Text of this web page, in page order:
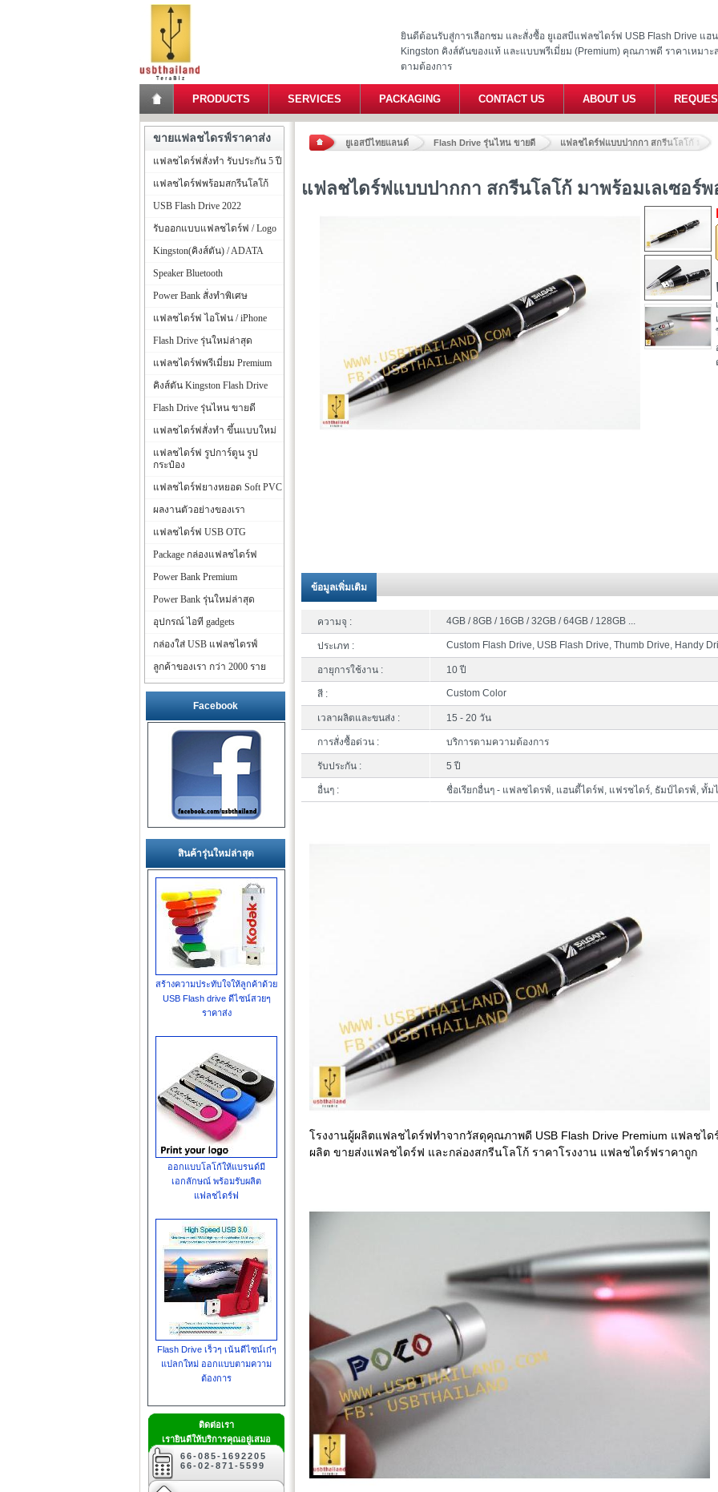
ยินดีต้อนรับสู่การเลือกชม และสั่งซื้อ ยูเอสบีแฟลชไดร์ฟ USB Flash Drive แฮ
Kingston คิงส์ตันของแท้ และแบบพรีเมี่ยม (Premium) คุณภาพดี ราคาเหมา
ตามต้องการ
PRODUCTS SERVICES PACKAGING CONTACT US ABOUT US
ยูเอสบีไทยแลนด์ Flash Drive รุ่นไหน ขายดี แฟลชไดร์ฟแบบปากกา สกรีนโลโก้ มาพร้อ
แฟลชไดร์ฟแบบปากกา สกรีนโลโก้ มาพร้อมเลเซอร์พ
ข้อมูลเพิ่มเติม
ความจุ : 4GB / 8GB / 16GB / 32GB / 64GB / 128GB ...
ประเภท : Custom Flash Drive, USB Flash Drive, Thumb Drive, Handy
อายุการใช้งาน : 10 ปี
สี : Custom Color
เวลาผลิตและขนส่ง : 15 - 20 วัน
การสั่งซื้อด่วน : บริการตามความต้องการ
รับประกัน : 5 ปี
อื่นๆ : ชื่อเรียกอื่นๆ - แฟลชไดรฟ์, แฮนดี้ไดร์ฟ, แฟรชไดร์, ธัมป์ไดรฟ์, ทั้ม
โรงงานผู้ผลิตแฟลชไดร์ฟทำจากวัสดุคุณภาพดี USB Flash Drive Premium แฟลชได
ผลิต ขายส่งแฟลชไดร์ฟ และกล่องสกรีนโลโก้ ราคาโรงงาน แฟลชไดร์ฟราคาถูก
ขายแฟลชไดรฟ์ราคาส่ง
แฟลชไดร์ฟสั่งทำ รับประกัน 5 ปี
แฟลชไดร์ฟพร้อมสกรีนโลโก้
USB Flash Drive 2022
รับออกแบบแฟลชไดร์ฟ / Logo
Kingston(คิงส์ตัน) / ADATA
Speaker Bluetooth
Power Bank สั่งทำพิเศษ
แฟลชไดร์ฟ ไอโฟน / iPhone
Flash Drive รุ่นใหม่ล่าสุด
แฟลชไดร์ฟพรีเมี่ยม Premium
คิงส์ตัน Kingston Flash Drive
Flash Drive รุ่นไหน ขายดี
แฟลชไดร์ฟสั่งทำ ขึ้นแบบใหม่
แฟลชไดร์ฟ รูปการ์ตูน รูป
กระป๋อง
แฟลชไดร์ฟยางหยอด Soft PVC
ผลงานตัวอย่างของเรา
แฟลชไดร์ฟ USB OTG
Package กล่องแฟลชไดร์ฟ
Power Bank Premium
Power Bank รุ่นใหม่ล่าสุด
อุปกรณ์ ไอที gadgets
กล่องใส่ USB แฟลชไดรฟ์
ลูกค้าของเรา กว่า 2000 ราย
Facebook
สินค้ารุ่นใหม่ล่าสุด
สร้างความประทับใจให้ลูกค้าด้วย
USB Flash drive ดีไซน์สวยๆ
ราคาส่ง
ออกแบบโลโก้ให้แบรนด์มี
เอกลักษณ์ พร้อมรับผลิต
แฟลชไดร์ฟ
Flash Drive เร็วๆ เน้นดีไซน์เก๋ๆ
แปลกใหม่ ออกแบบตามความ
ต้องการ
ติดต่อเรา
เรายินดีให้บริการคุณอยู่เสมอ
66-085-1692205
66-02-871-5599